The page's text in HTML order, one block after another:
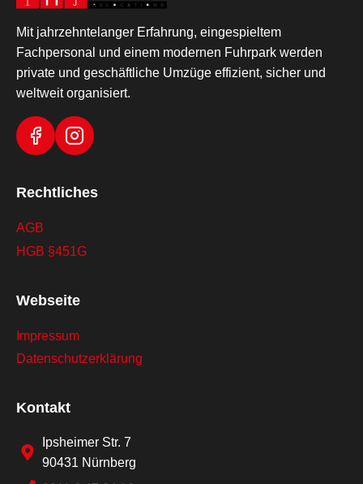
Mit jahrzehntelanger Erfahrung, eingespieltem
Fachpersonal und einem modernen Fuhrpark werden
private und geschäftliche Umzüge effizient, sicher und
weltweit organisiert.
Rechtliches
AGB
HGB §451G
Webseite
Impressum
Datenschutzerklärung
Kontakt
Ipsheimer Str. 7
90431 Nürnberg